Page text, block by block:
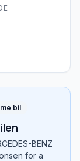
bil
BENZ
for a